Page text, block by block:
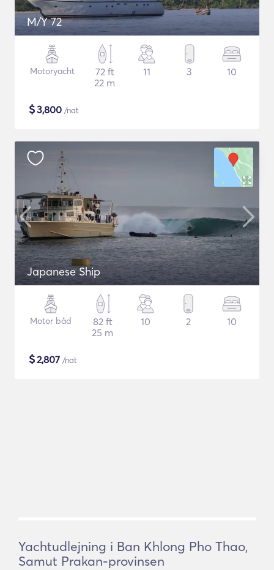
M/Y 72
Motoryacht
72 ft
22 m
11 3 10
$3,800 /nat
Japanese Ship
Motor båd
82 ft
25 m
10 2 10
$2,807 /nat
Yachtudlejning i Ban Khlong Pho Thao,
Samut Prakan-provinsen